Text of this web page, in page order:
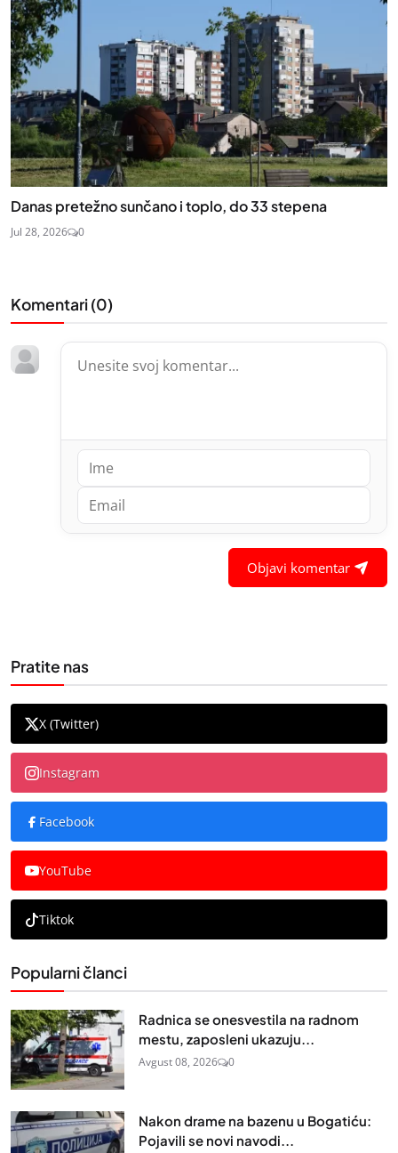
Danas pretežno sunčano i toplo, do 33 stepena
Jul 28, 2026 0
Komentari (0)
Objavi komentar
Pratite nas
X (Twitter)
Instagram
Facebook
YouTube
Tiktok
Popularni članci
Radnica se onesvestila na radnom
mestu, zaposleni ukazuju...
Avgust 08, 2026 0
Nakon drame na bazenu u Bogatiću:
Pojavili se novi navodi...